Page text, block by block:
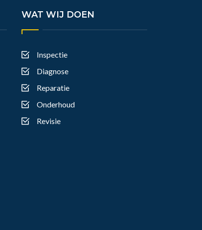
WAT WIJ DOEN
Inspectie
Diagnose
Reparatie
Onderhoud
Revisie